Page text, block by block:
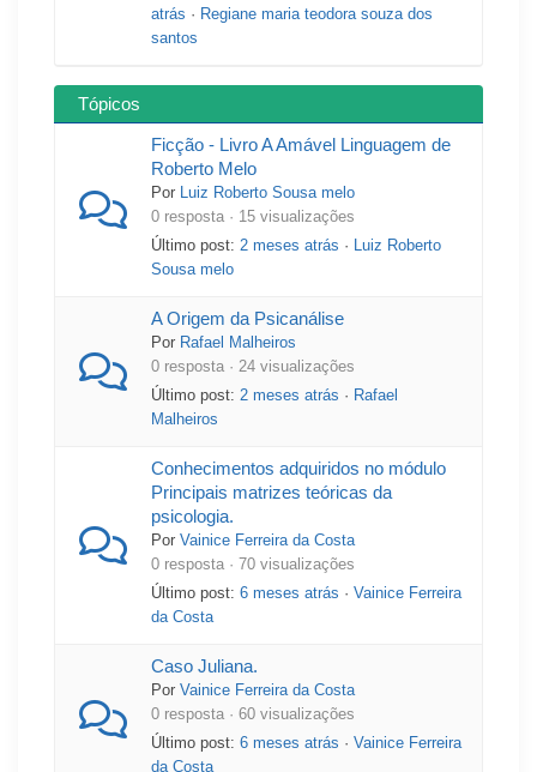
atrás · Regiane maria teodora souza dos
santos
Tópicos
Ficção - Livro A Amável Linguagem de
Roberto Melo
Por Luiz Roberto Sousa melo
0 resposta · 15 visualizações
Último post: 2 meses atrás · Luiz Roberto
Sousa melo
A Origem da Psicanálise
Por Rafael Malheiros
0 resposta · 24 visualizações
Último post: 2 meses atrás · Rafael
Malheiros
Conhecimentos adquiridos no módulo
Principais matrizes teóricas da
psicologia.
Por Vainice Ferreira da Costa
0 resposta · 70 visualizações
Último post: 6 meses atrás · Vainice Ferreira
da Costa
Caso Juliana.
Por Vainice Ferreira da Costa
0 resposta · 60 visualizações
Último post: 6 meses atrás · Vainice Ferreira
da Costa